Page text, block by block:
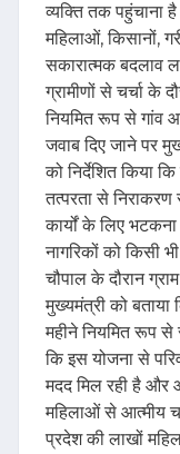
व्यक्ति तक पहुंचाना
महिलाओं, किसानों,
सकारात्मक बदलाव
ग्रामीणों से चर्चा के
नियमित रूप से गांव
जवाब दिए जाने पर
को निर्देशित किया
तत्परता से निराकरण
कार्यों के लिए
नागरिकों को किसी
चौपाल के दौरान
मुख्यमंत्री को बताया
महीने नियमित रूप से
कि इस योजना से
मदद मिल रही है और
महिलाओं से आत्मीय
प्रदेश की लाखों